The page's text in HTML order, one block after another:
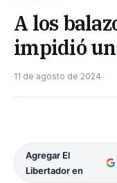
A los
impidió
11 de agosto de 2024
Agregar El
Libertador en